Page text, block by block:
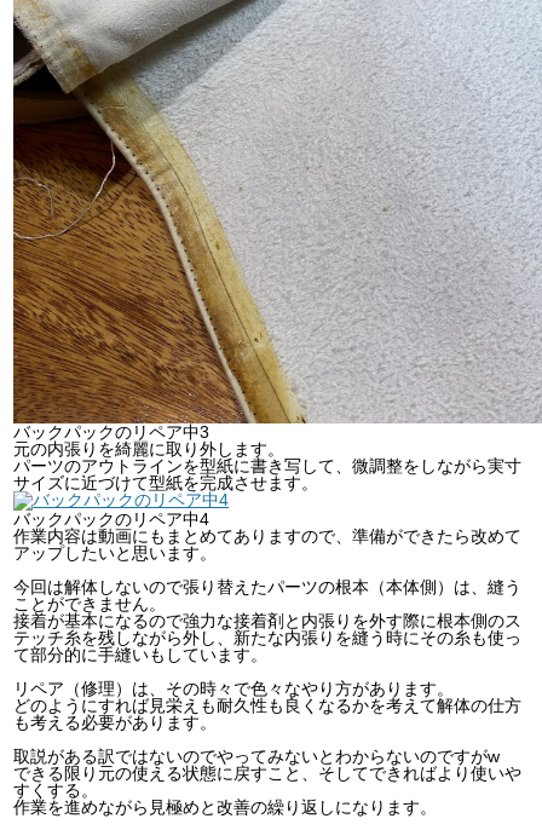
バックパックのリペア中3
元の内張りを綺麗に取り外します。
パーツのアウトラインを型紙に書き写して、微調整をしながら実寸
サイズに近づけて型紙を完成させます。
バックパックのリペア中4
作業内容は動画にもまとめてありますので、準備ができたら改めて
アップしたいと思います。
今回は解体しないので張り替えたパーツの根本（本体側）は、縫う
ことができません。
接着が基本になるので強力な接着剤と内張りを外す際に根本側のス
テッチ糸を残しながら外し、新たな内張りを縫う時にその糸も使っ
て部分的に手縫いもしています。
リペア（修理）は、その時々で色々なやり方があります。
どのようにすれば見栄えも耐久性も良くなるかを考えて解体の仕方
も考える必要があります。
取説がある訳ではないのでやってみないとわからないのですがw
できる限り元の使える状態に戻すこと、そしてできればより使いや
すくする。
作業を進めながら見極めと改善の繰り返しになります。